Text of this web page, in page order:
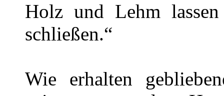
Holz und Lehm
schließen.“
Wie erhalten